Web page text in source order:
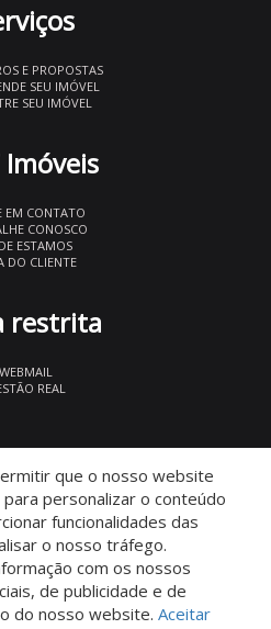
E PROPOSTAS
SEU IMÓVEL
SEU IMÓVEL
Imóveis
EM CONTATO
CONOSCO
ESTAMOS
DO CLIENTE
restrita
WEBMAIL
REAL
que o nosso website
personalizar o conteúdo
funcionalidades das
o nosso tráfego.
com os nossos
de publicidade e de
do nosso website. Aceitar